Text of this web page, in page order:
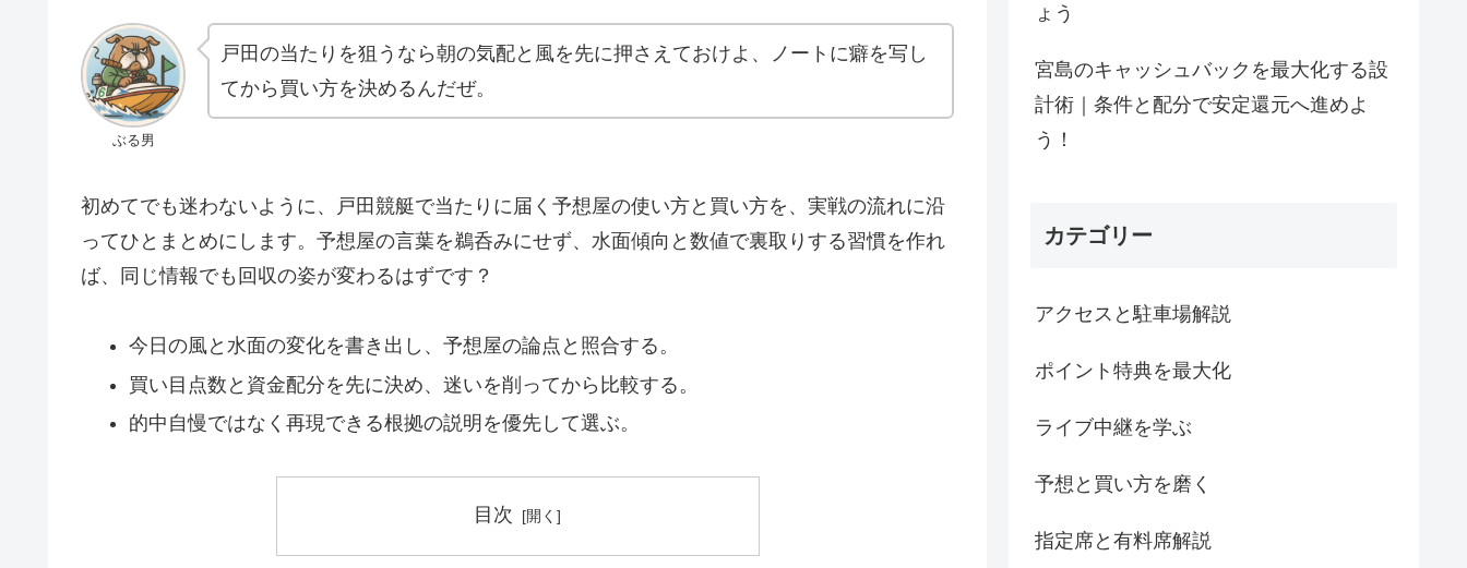
ぶる男
戸田の当たりを狙うなら朝の気配と風を先に押さえておけよ、ノートに癖を写し
てから買い方を決めるんだぜ。
初めてでも迷わないように、戸田競艇で当たりに届く予想屋の使い方と買い方を、実戦の流れに沿
ってひとまとめにします。予想屋の言葉を鵜呑みにせず、水面傾向と数値で裏取りする習慣を作れ
ば、同じ情報でも回収の姿が変わるはずです？
今日の風と水面の変化を書き出し、予想屋の論点と照合する。
買い目点数と資金配分を先に決め、迷いを削ってから比較する。
的中自慢ではなく再現できる根拠の説明を優先して選ぶ。
目次
ょう
宮島のキャッシュバックを最大化する設
計術｜条件と配分で安定還元へ進めよ
う！
カテゴリー
アクセスと駐車場解説
ポイント特典を最大化
ライブ中継を学ぶ
予想と買い方を磨く
指定席と有料席解説